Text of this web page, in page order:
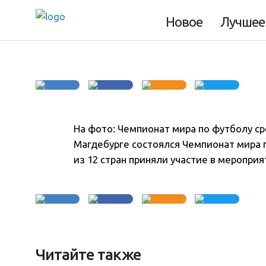
Новое Лучшее
На фото: Чемпионат мира по футболу
Магдебурге состоялся Чемпионат
из 12 стран приняли участие в
Читайте также